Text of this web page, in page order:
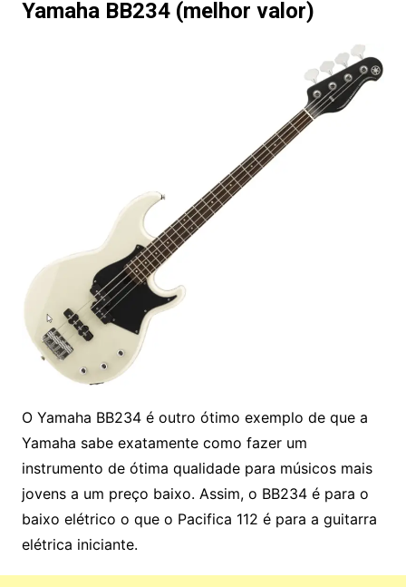
Yamaha BB234 (melhor valor)
O Yamaha BB234 é outro ótimo exemplo de que a
Yamaha sabe exatamente como fazer um
instrumento de ótima qualidade para músicos mais
jovens a um preço baixo. Assim, o BB234 é para o
baixo elétrico o que o Pacifica 112 é para a guitarra
elétrica iniciante.